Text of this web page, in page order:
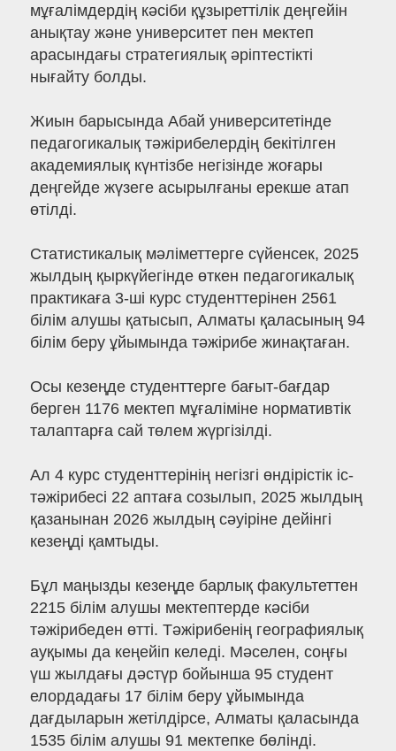
мұғалімдердің кәсіби құзыреттілік деңгейін
анықтау және университет пен мектеп
арасындағы стратегиялық әріптестікті
нығайту болды.
Жиын барысында Абай университетінде
педагогикалық тәжірибелердің бекітілген
академиялық күнтізбе негізінде жоғары
деңгейде жүзеге асырылғаны ерекше атап
өтілді.
Статистикалық мәліметтерге сүйенсек, 2025
жылдың қыркүйегінде өткен педагогикалық
практикаға 3-ші курс студенттерінен 2561
білім алушы қатысып, Алматы қаласының 94
білім беру ұйымында тәжірибе жинақтаған.
Осы кезеңде студенттерге бағыт-бағдар
берген 1176 мектеп мұғаліміне нормативтік
талаптарға сай төлем жүргізілді.
Ал 4 курс студенттерінің негізгі өндірістік іс-
тәжірибесі 22 аптаға созылып, 2025 жылдың
қазанынан 2026 жылдың сәуіріне дейінгі
кезеңді қамтыды.
Бұл маңызды кезеңде барлық факультеттен
2215 білім алушы мектептерде кәсіби
тәжірибеден өтті. Тәжірибенің географиялық
ауқымы да кеңейіп келеді. Мәселен, соңғы
үш жылдағы дәстүр бойынша 95 студент
елордадағы 17 білім беру ұйымында
дағдыларын жетілдірсе, Алматы қаласында
1535 білім алушы 91 мектепке бөлінді.